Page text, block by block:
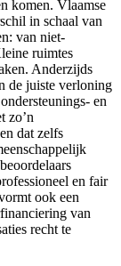
komen. Vlaamse
in schaal van
van niet-
ruimtes
Anderzijds
de juiste verloning
en
zo’n
dat zelfs
en fair
ook een
van
recht te